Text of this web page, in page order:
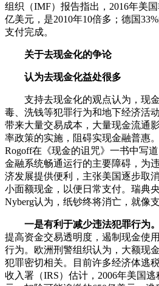
组织（IMF）报告指出，2016年美
亿美元，是2010年10倍多；德国
支付完成。
关于去现金化的争论
认为去现金化益处很多
支持去现金化的观点认为，现金
毒、洗钱等犯罪行为和地下经济活
带来大量交易成本，大量现金流通
率政策的实施，阻碍实现金融普惠
Rogoff在《现金的诅咒》一书中写
金融系统畅通运行的主要障碍，为
济发展提供便利，主张美国逐步取
小面额现金，以便日常支付。瑞典
Nyberg认为，纸钞终将消亡，就像支
一是有利于减少违法犯罪行为。
提高资金交易透明度，遏制现金使
行为。欧洲刑警组织认为，大额现
犯罪密切相关。目前许多经济体逃
收入署（IRS）估计，2006年美国